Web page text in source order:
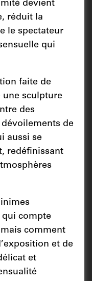
devient
réduit la
le spectateur
qui
faite de
une sculpture
des
de
aussi se
redéfinissant
qui compte
comment
et de
et